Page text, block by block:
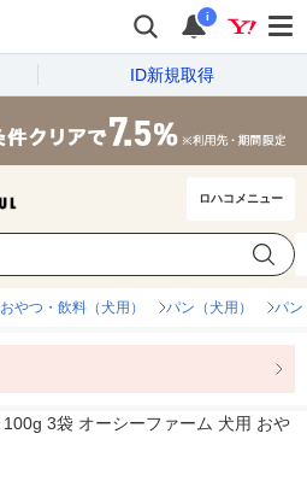
i
ID新規取得
ロハコメニュー
おやつ・飲料（犬用） パン（犬用） パン